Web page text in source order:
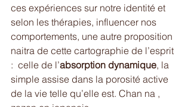
ces expériences sur notre identité et
selon les thérapies, influencer nos
comportements, une autre proposition
naitra de cette cartographie de l’esprit
:  celle de l’absorption dynamique, la
simple assise dans la porosité active
de la vie telle qu’elle est. Chan na ,